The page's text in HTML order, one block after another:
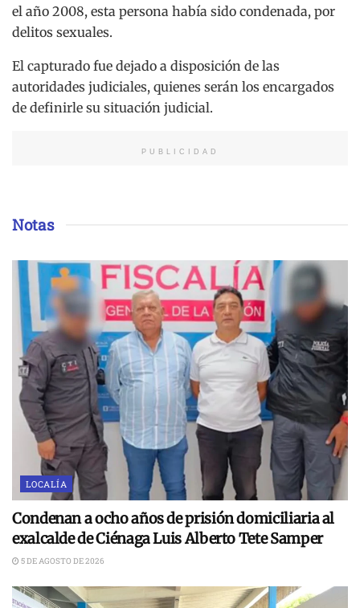
el año 2008, esta persona había sido condenada, por
delitos sexuales.
El capturado fue dejado a disposición de las
autoridades judiciales, quienes serán los encargados
de definirle su situación judicial.
PUBLICIDAD
Notas
LOCALÍA
Condenan a ocho años de prisión domiciliaria al
exalcalde de Ciénaga Luis Alberto Tete Samper
5 DE AGOSTO DE 2026